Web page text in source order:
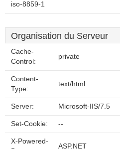
iso-8859-1
Organisation du Serveur
Cache-
Control:
private
Content-
Type:
text/html
Server: Microsoft-IIS/7.5
Set-Cookie: --
X-Powered-
ASP.NET